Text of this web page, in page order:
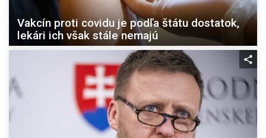
Vakcín proti covidu je podľa štátu dostatok,
lekári ich však stále nemajú